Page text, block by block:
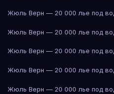
Жюль Верн — 20 000 лье под
Жюль Верн — 20 000 лье под
Жюль Верн — 20 000 лье под
Жюль Верн — 20 000 лье под
Жюль Верн — 20 000 лье под